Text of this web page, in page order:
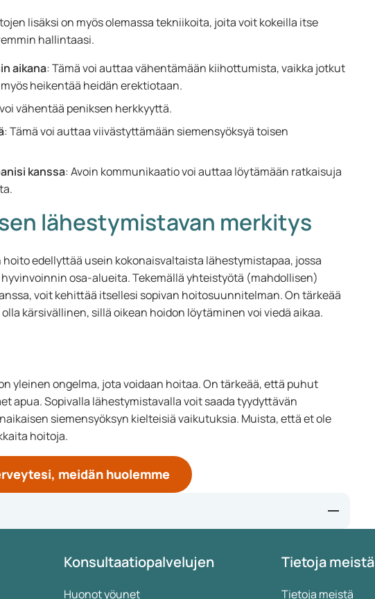
lisäksi on myös olemassa tekniikoita, joita voit kokeilla itse
hallintaasi.
aikana: Tämä voi auttaa vähentämään kiihottumista, vaikka jotkut
heikentää heidän erektiotaan.
vähentää peniksen herkkyyttä.
: Tämä voi auttaa viivästyttämään siemensyöksyä toisen
kanssa: Avoin kommunikaatio voi auttaa löytämään ratkaisuja
lähestymistavan merkitys
edellyttää usein kokonaisvaltaista lähestymistapaa, jossa
osa-alueita. Tekemällä yhteistyötä (mahdollisen)
voit kehittää itsellesi sopivan hoitosuunnitelman. On tärkeää
kärsivällinen, sillä oikean hoidon löytäminen voi viedä aikaa.
yleinen ongelma, jota voidaan hoitaa. On tärkeää, että puhut
apua. Sopivalla lähestymistavalla voit saada tyydyttävän
siemensyöksyn kielteisiä vaikutuksia. Muista, että et ole
hoitoja.
meidän huolemme
in the management: A narrative review - PMC (nih.gov)
- NCBI Bookshelf (nih.gov)
Treatment Strategies - PMC (nih.gov)
Konsultaatiopalvelujen
Huonot yöunet
Tietoja meistä
Tietoja meistä